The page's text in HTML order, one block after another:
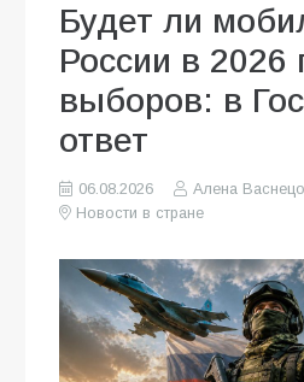
Будет ли
России в 2026
выборов: в
ответ
06.08.2026
Алена
Новости в стране